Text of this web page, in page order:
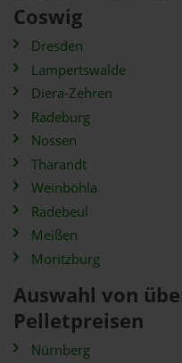
Coswig
Dresden
Lampertswalde
Diera-Zehren
Radeburg
Nossen
Tharandt
Weinböhla
Radebeul
Meißen
Moritzburg
Auswahl von
Pelletpreisen
Nürnberg